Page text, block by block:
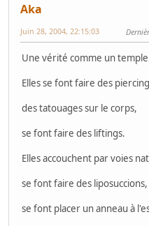
Aka
Juin 28, 2004, 22:15:03
Une vérité comme un
Elles se font faire des
des tatouages sur le corps,
se font faire des liftings.
Elles accouchent par voies
se font faire des liposuccions,
se font placer un anneau à